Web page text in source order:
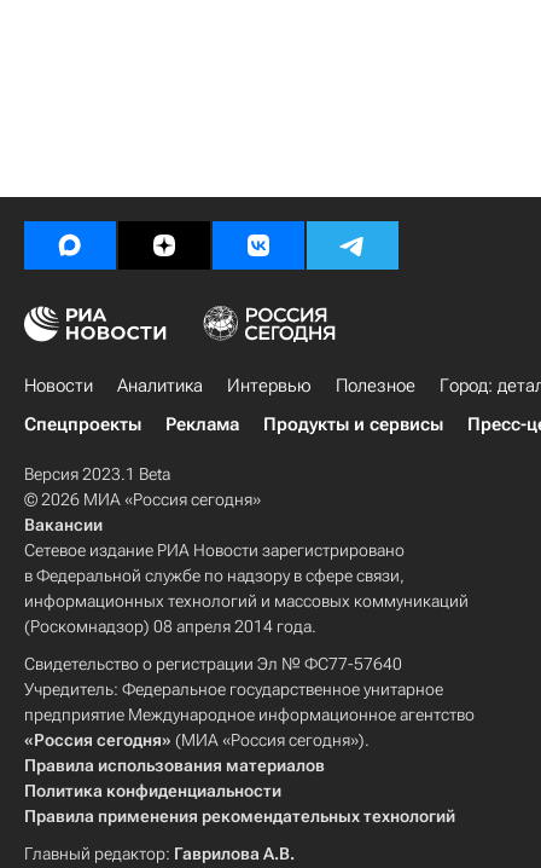
Новости Аналитика Интервью Полезное
Город:
Спецпроекты
Реклама Продукты и сервисы Пресс-
Версия 2023.1 Beta
© 2026 МИА «Россия сегодня»
Вакансии
Сетевое издание РИА Новости зарегистрировано
в Федеральной службе по надзору в сфере связи,
информационных технологий и массовых коммуникаций
(Роскомнадзор) 08 апреля 2014 года.
Свидетельство о регистрации Эл № ФС77-57640
Учредитель: Федеральное государственное унитарное
предприятие Международное информационное агентство
«Россия сегодня» (МИА «Россия сегодня»).
Правила использования материалов
Политика конфиденциальности
Правила применения рекомендательных технологий
Главный редактор: Гаврилова А.В.